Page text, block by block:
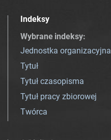
Indeksy
Wybrane indeksy:
Jednostka organizacyjna
Tytuł
Tytuł czasopisma
Tytuł pracy zbiorowej
Twórca